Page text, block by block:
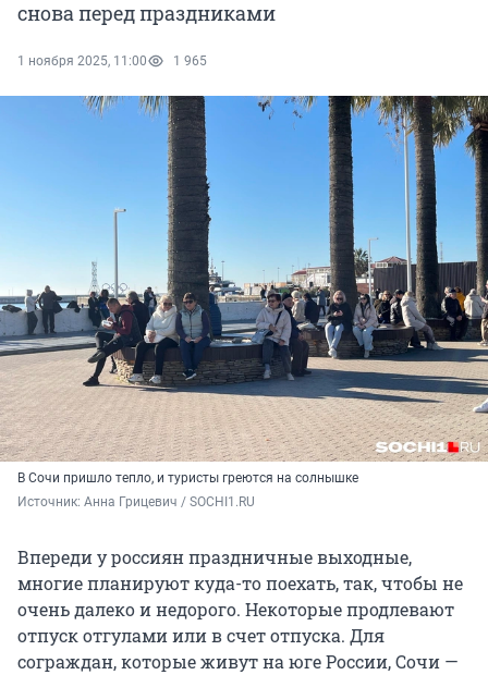
снова перед праздниками
1 ноября 2025, 11:00 1 965
В Сочи пришло тепло, и туристы греются на солнышке
Источник: Анна Грицевич / SOCHI1.RU
Впереди у россиян праздничные выходные,
многие планируют куда-то поехать, так, чтобы не
очень далеко и недорого. Некоторые продлевают
отпуск отгулами или в счет отпуска. Для
сограждан, которые живут на юге России, Сочи —